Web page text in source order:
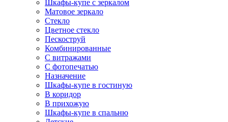
Шкафы-купе с зеркалом
Матовое зеркало
Стекло
Цветное стекло
Пескоструй
Комбинированные
С витражами
С фотопечатью
Назначение
Шкафы-купе в гостиную
В коридор
В прихожую
Шкафы-купе в спальню